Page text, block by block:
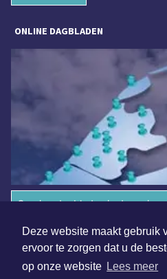
Deze website maakt gebruik
ervoor te zorgen dat u de
op onze website Lees meer
ONLINE DAGBLADEN
Overige dagbladen in de regio
Algemene voorwaarden
Disclaimer